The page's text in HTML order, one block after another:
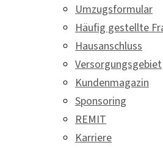
Umzugsformular
Häufig gestellte
Hausanschluss
Versorgungsgebiet
Kundenmagazin
Sponsoring
REMIT
Karriere